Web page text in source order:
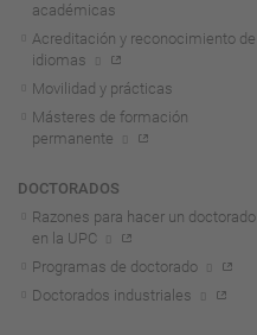
académicas
Acreditación y reconocimiento de
idiomas
Movilidad y prácticas
Másteres de formación
permanente
DOCTORADOS
Razones para hacer un doctorado
en la UPC
Programas de doctorado
Doctorados industriales